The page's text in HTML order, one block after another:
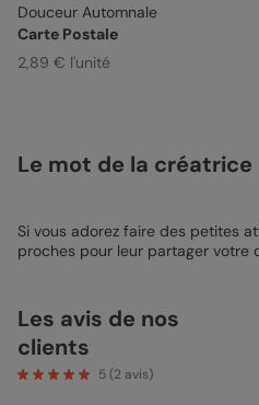
Douceur Automnale
Carte Postale
2,89 € l'unité
Le mot de la créatrice
Si vous adorez faire des petites
proches pour leur partager votre
Six encarts sont à votre
votre inspiration. Grâce au studio
avez la possibilité de modifier la
vos photos par exemple.
Les avis de nos
clients
5(2 avis)